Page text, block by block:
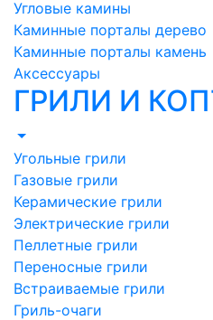
Угловые камины
Каминные порталы дерево
Каминные порталы камень
Аксессуары
ГРИЛИ И
Угольные грили
Газовые грили
Керамические грили
Электрические грили
Пеллетные грили
Переносные грили
Встраиваемые грили
Гриль-очаги